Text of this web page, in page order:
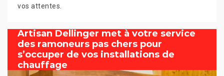
vos attentes.
Artisan Dellinger met à votre service
des ramoneurs pas chers pour
s’occuper de vos installations de
chauffage